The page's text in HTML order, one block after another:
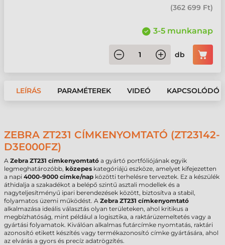
(362 699 Ft)
3-5 munkanap
db
LEÍRÁS PARAMÉTEREK VIDEÓ KAPCSOLÓDÓ
ZEBRA ZT231 CÍMKENYOMTATÓ (ZT23142-
D3E000FZ)
A Zebra ZT231 címkenyomtató a gyártó portfóliójának egyik
legmeghatározóbb, közepes kategóriájú eszköze, amelyet kifejezetten
a napi 4000-9000 címke/nap közötti terhelésre terveztek. Ez a készülék
áthidalja a szakadékot a belépő szintű asztali modellek és a
nagyteljesítményű ipari berendezések között, biztosítva a stabil,
folyamatos üzemi működést. A Zebra ZT231 címkenyomtató
alkalmazása ideális választás olyan területeken, ahol kritikus a
megbízhatóság, mint például a logisztika, a raktárüzemeltetés vagy a
gyártási folyamatok. Kiválóan alkalmas futárcímke nyomtatás, raktári
azonosító etikett készítés vagy termékazonosító címke gyártására, ahol
az elvárás a gyors és precíz adatrögzítés.